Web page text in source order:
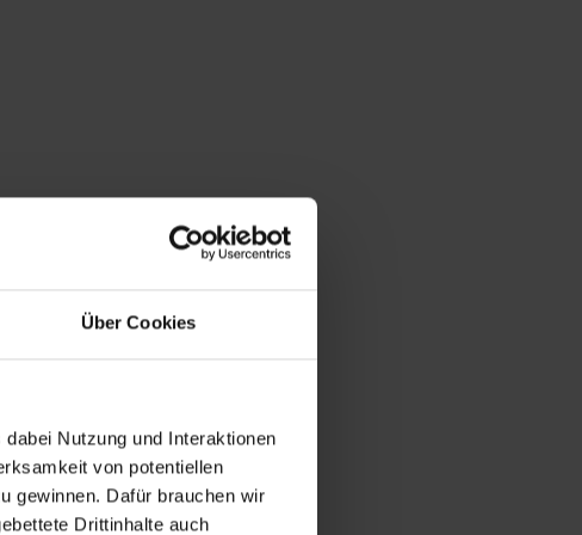
Über Cookies
Nutzung und Interaktionen
von potentiellen
gewinnen. Dafür brauchen wir
Drittinhalte auch